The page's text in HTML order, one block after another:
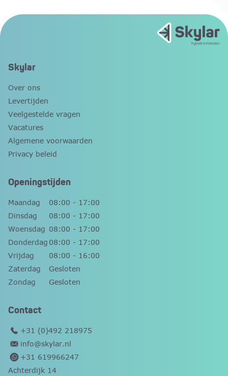
Contact
+31 (0)492 218975
info@skylar.nl
+31 619966247
Achterdijk 14
Openingstijden
Maandag
08:00 - 17:00
Dinsdag
08:00 - 17:00
Woensdag 08:00 - 17:00
Donderdag 08:00 - 17:00
Vrijdag
08:00 - 16:00
Zaterdag
Gesloten
Zondag
Gesloten
Skylar
Over ons
Levertijden
Veelgestelde vragen
Vacatures
Algemene voorwaarden
Privacy beleid